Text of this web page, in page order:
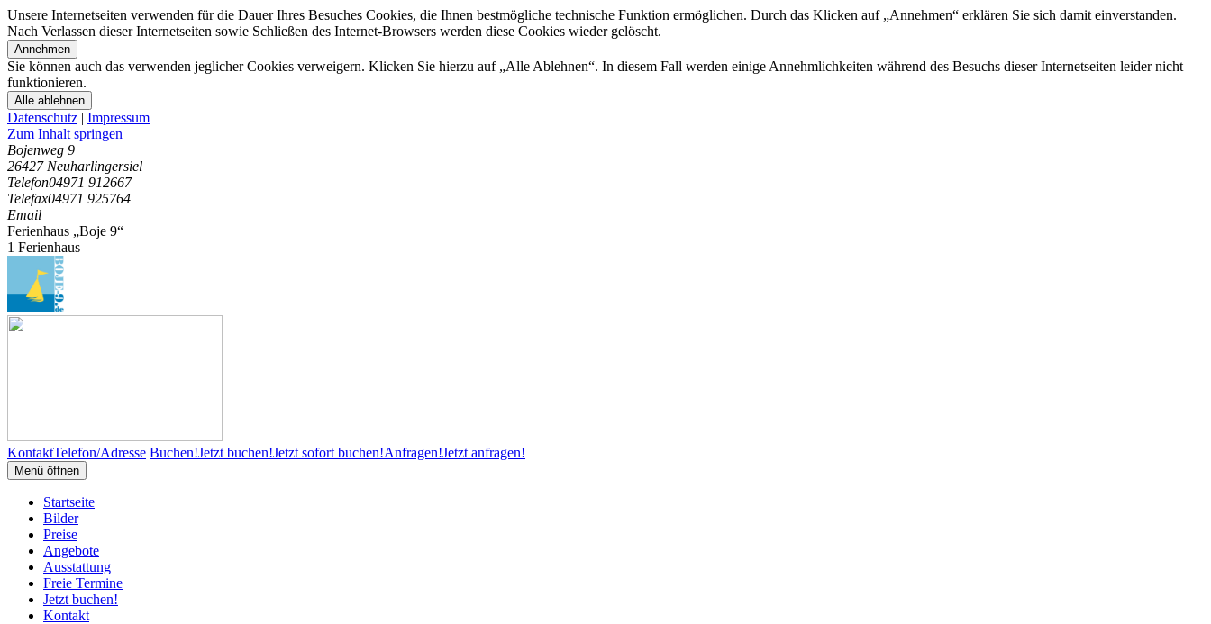
Unsere Internetseiten verwenden für die Dauer Ihres Besuches Cookies, die Ihnen bestmögliche technische Funktion ermöglichen. Durch das Klicken auf „Annehmen“ erklären Sie sich damit einverstanden.
Nach Verlassen dieser Internetseiten sowie Schließen des Internet-Browsers werden diese Cookies wieder gelöscht.
Annehmen
Sie können auch das verwenden jeglicher Cookies verweigern. Klicken Sie hierzu auf „Alle Ablehnen“. In diesem Fall werden einige Annehmlichkeiten während des Besuchs dieser Internetseiten leider nicht
funktionieren.
Alle ablehnen
Datenschutz | Impressum
Zum Inhalt springen
Bojenweg 9
26427 Neuharlingersiel
Telefon04971 912667
Telefax04971 925764
Email
Ferienhaus „Boje 9“
1 Ferienhaus
KontaktTelefon/Adresse Buchen!Jetzt buchen!Jetzt sofort buchen!Anfragen!Jetzt anfragen!
Menü öffnen
Startseite
Bilder
Preise
Angebote
Ausstattung
Freie Termine
Jetzt buchen!
Kontakt